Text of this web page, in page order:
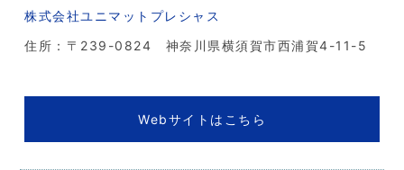
株式会社ユニマットプレシャス
住所：〒239-0824 神奈川県横須賀市西浦賀4-11-5
Webサイトはこちら